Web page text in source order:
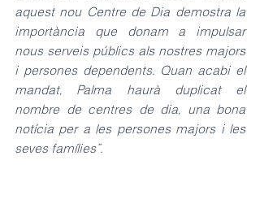
aquest nou Centre de Dia demostra la
importància que donam a impulsar
nous serveis públics als nostres majors
i persones dependents. Quan acabi el
mandat, Palma haurà duplicat el
nombre de centres de dia, una bona
notícia per a les persones majors i les
seves famílies”.